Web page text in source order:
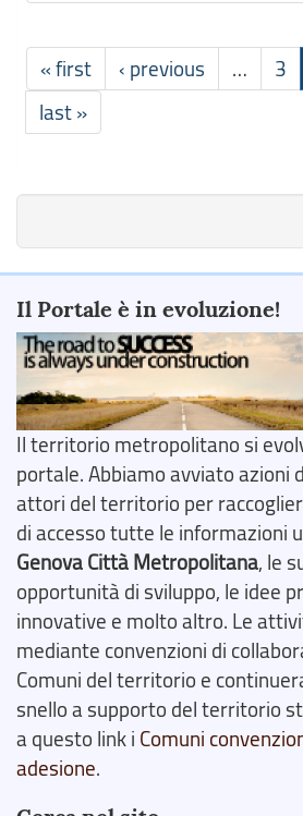
« first ‹ previous … 3
last »
Il Portale è in evoluzione!
Il territorio metropolitano si
portale. Abbiamo avviato azioni
attori del territorio per
di accesso tutte le informazioni
Genova Città Metropolitana, le
opportunità di sviluppo, le idee
innovative e molto altro. Le
mediante convenzioni di
Comuni del territorio e
snello a supporto del territorio
a questo link i Comuni
adesione.